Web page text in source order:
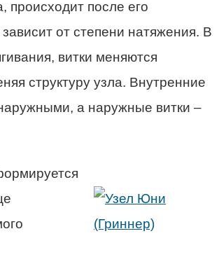
происходит после его
зависит от степени натяжения. В
витки меняются
структуру узла. Внутренние
а наружные витки –